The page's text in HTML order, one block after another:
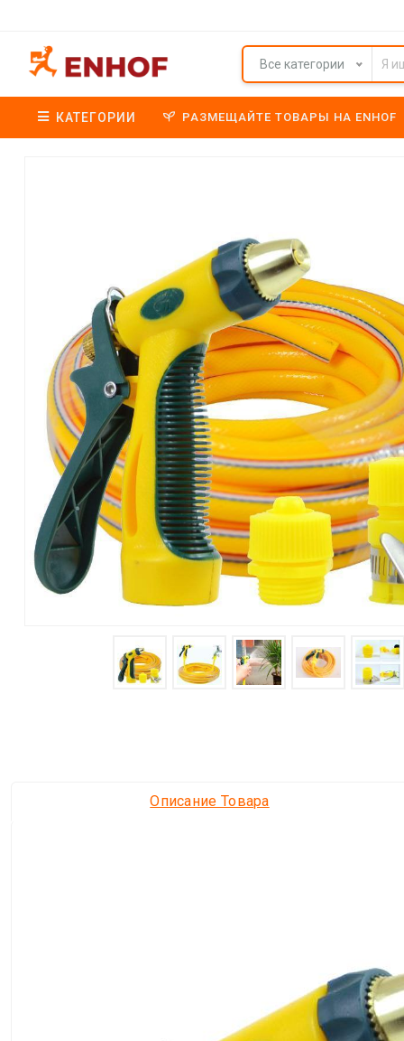
Все категории
КАТЕГОРИИ РАЗМЕЩАЙТЕ ТОВАРЫ НА ENHOF
Описание Товара